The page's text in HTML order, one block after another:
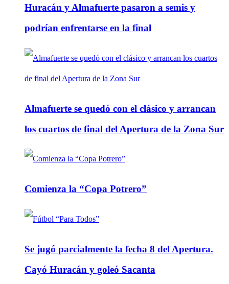
Huracán y Almafuerte pasaron a semis y
podrían enfrentarse en la final
Almafuerte se quedó con el clásico y arrancan
los cuartos de final del Apertura de la Zona Sur
Comienza la “Copa Potrero”
Se jugó parcialmente la fecha 8 del Apertura.
Cayó Huracán y goleó Sacanta